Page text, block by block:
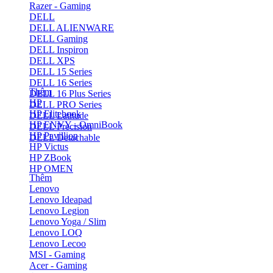
Razer - Gaming
DELL
DELL ALIENWARE
DELL Gaming
DELL Inspiron
DELL XPS
DELL 15 Series
DELL 16 Series
DELL 16 Plus Series
DELL PRO Series
DELL Latitude
DELL Precision
DELL Detachable
Thêm
HP
HP Elitebook
HP ENVY - OmniBook
HP Pavillion
HP Victus
HP ZBook
HP OMEN
Thêm
Lenovo
Lenovo Ideapad
Lenovo Legion
Lenovo Yoga / Slim
Lenovo LOQ
Lenovo Lecoo
MSI - Gaming
Acer - Gaming